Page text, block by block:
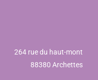
264 rue du haut-mont
88380 Archettes